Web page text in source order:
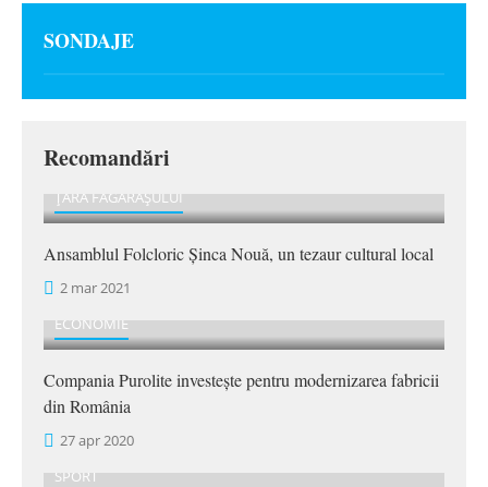
SONDAJE
Recomandări
ȚARA FĂGĂRAȘULUI
Ansamblul Folcloric Șinca Nouă, un tezaur cultural local
2 mar 2021
ECONOMIE
Compania Purolite investește pentru modernizarea fabricii
din România
27 apr 2020
SPORT